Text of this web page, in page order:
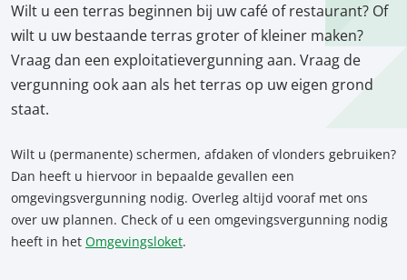
Wilt u een terras beginnen bij uw café of restaurant? Of
wilt u uw bestaande terras groter of kleiner maken?
Vraag dan een exploitatievergunning aan. Vraag de
vergunning ook aan als het terras op uw eigen grond
staat.
Wilt u (permanente) schermen, afdaken of vlonders gebruiken?
Dan heeft u hiervoor in bepaalde gevallen een
omgevingsvergunning nodig. Overleg altijd vooraf met ons
over uw plannen. Check of u een omgevingsvergunning nodig
heeft in het Omgevingsloket.